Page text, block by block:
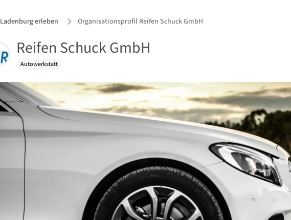
Ladenburg erleben Organisationsprofil Reifen Schuck GmbH
Reifen Schuck GmbH
Autowerkstatt